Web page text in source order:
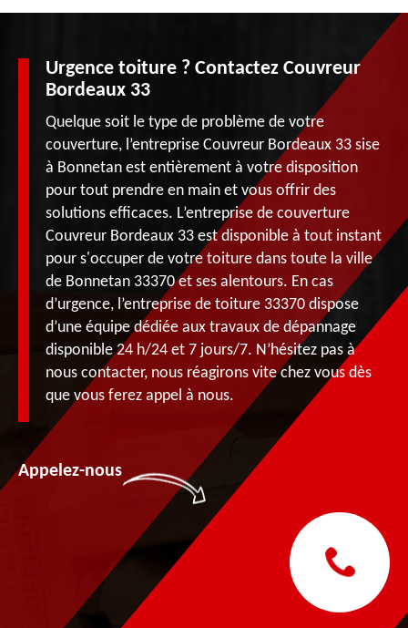
Urgence toiture ? Contactez Couvreur
Bordeaux 33
Quelque soit le type de problème de votre
couverture, l’entreprise Couvreur Bordeaux 33 sise
à Bonnetan est entièrement à votre disposition
pour tout prendre en main et vous offrir des
solutions efficaces. L’entreprise de couverture
Couvreur Bordeaux 33 est disponible à tout instant
pour s'occuper de votre toiture dans toute la ville
de Bonnetan 33370 et ses alentours. En cas
d’urgence, l’entreprise de toiture 33370 dispose
d’une équipe dédiée aux travaux de dépannage
disponible 24 h/24 et 7 jours/7. N’hésitez pas à
nous contacter, nous réagirons vite chez vous dès
que vous ferez appel à nous.
Appelez-nous